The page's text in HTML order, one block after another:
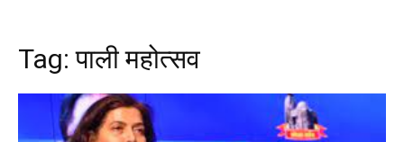
Tag:पाली महोत्सव